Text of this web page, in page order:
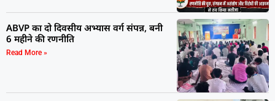
ABVP का दो दिवसीय अभ्यास वर्ग संपन्न, बनी
6 महीने की रणनीति
Read More »